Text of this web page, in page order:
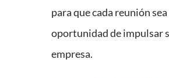
para que cada reunión
oportunidad de impulsar
empresa.